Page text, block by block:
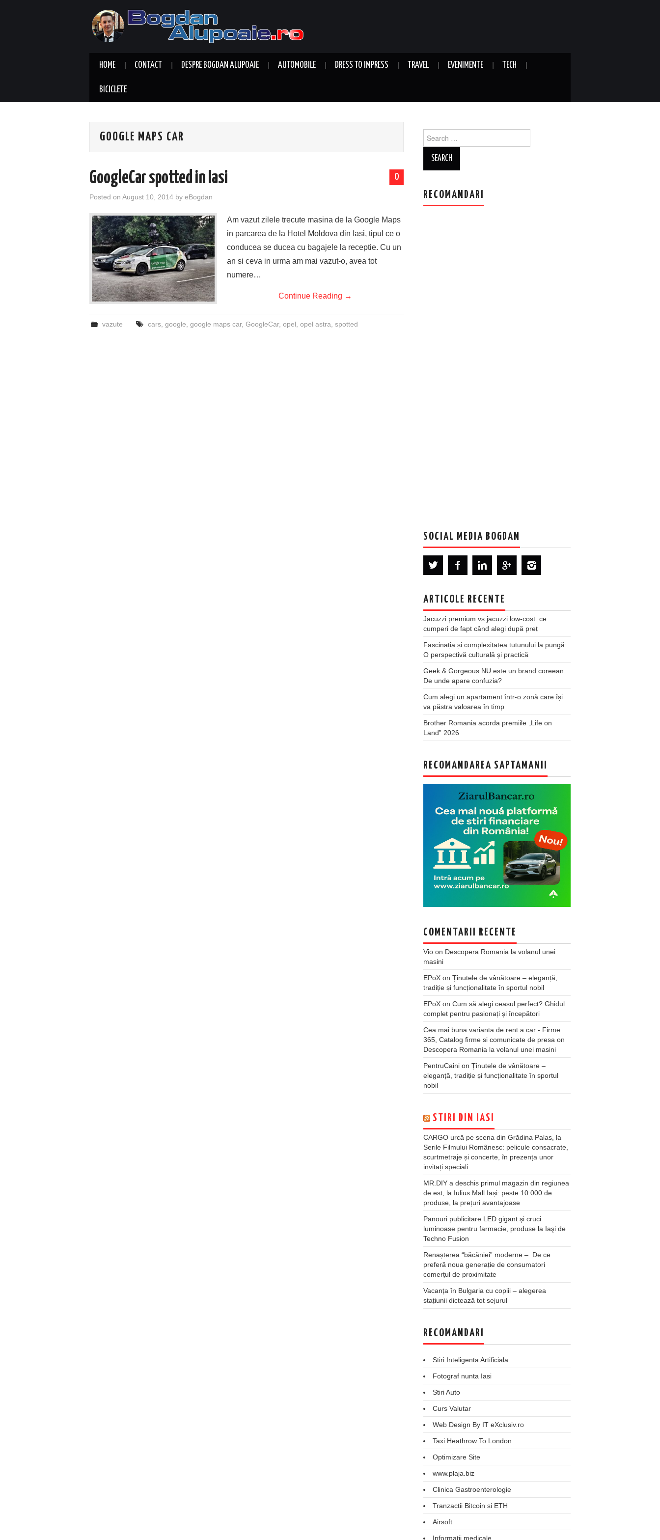
HOME CONTACT DESPRE BOGDAN ALUPOAIE AUTOMOBILE DRESS TO IMPRESS TRAVEL EVENIMENTE TECH
BICICLETE
GOOGLE MAPS CAR
0
GoogleCar spotted in Iasi
Posted on August 10, 2014 by eBogdan
Am vazut zilele trecute masina de la Google Maps
in parcarea de la Hotel Moldova din Iasi, tipul ce o
conducea se ducea cu bagajele la receptie. Cu un
an si ceva in urma am mai vazut-o, avea tot
numere…
Continue Reading →
vazute cars, google google maps car, GoogleCar, opel opel astra spotted
for:
RECOMANDARI
SOCIAL MEDIA BOGDAN
ARTICOLE RECENTE
Jacuzzi premium vs jacuzzi low-cost: ce
cumperi de fapt când alegi după preț
Fascinația și complexitatea tutunului la pungă:
O perspectivă culturală și practică
Geek & Gorgeous NU este un brand coreean.
De unde apare confuzia?
Cum alegi un apartament într-o zonă care își
va păstra valoarea în timp
Brother Romania acorda premiile „Life on
Land” 2026
RECOMANDAREA SAPTAMANII
COMENTARII RECENTE
Vio on Descopera Romania la volanul unei
masini
EPoX on Ținutele de vânătoare – eleganță,
tradiție și funcționalitate în sportul nobil
EPoX on Cum să alegi ceasul perfect? Ghidul
complet pentru pasionați și începători
Cea mai buna varianta de rent a car - Firme
365, Catalog firme si comunicate de presa on
Descopera Romania la volanul unei masini
PentruCaini on Ținutele de vânătoare –
eleganță, tradiție și funcționalitate în sportul
nobil
STIRI DIN IASI
CARGO urcă pe scena din Grădina Palas, la
Serile Filmului Românesc: pelicule consacrate,
scurtmetraje și concerte, în prezența unor
invitați speciali
MR.DIY a deschis primul magazin din regiunea
de est, la Iulius Mall Iași: peste 10.000 de
produse, la prețuri avantajoase
Panouri publicitare LED gigant şi cruci
luminoase pentru farmacie, produse la Iaşi de
Techno Fusion
Renașterea “băcăniei” moderne – De ce
preferă noua generație de consumatori
comerțul de proximitate
Vacanța în Bulgaria cu copiii – alegerea
stațiunii dictează tot sejurul
RECOMANDARI
Stiri Inteligenta Artificiala
Fotograf nunta Iasi
Stiri Auto
Curs Valutar
Web Design By IT eXclusiv.ro
Taxi Heathrow To London
Optimizare Site
www.plaja.biz
Clinica Gastroenterologie
Tranzactii Bitcoin si ETH
Airsoft
Informatii medicale